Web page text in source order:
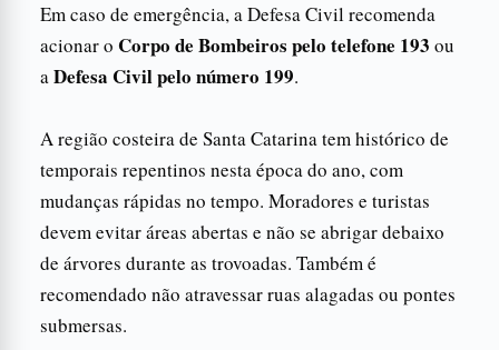
Em caso de emergência, a Defesa Civil recomenda
acionar o Corpo de Bombeiros pelo telefone 193 ou
aDefesa Civil pelo número 199.
A região costeira de Santa Catarina tem histórico de
temporais repentinos nesta época do ano, com
mudanças rápidas no tempo. Moradores e turistas
devem evitar áreas abertas e não se abrigar debaixo
de árvores durante as trovoadas. Também é
recomendado não atravessar ruas alagadas ou pontes
submersas.